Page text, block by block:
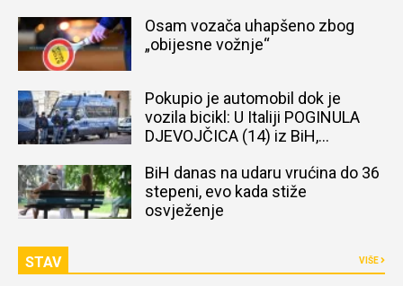
Osam vozača uhapšeno zbog
„obijesne vožnje“
Pokupio je automobil dok je
vozila bicikl: U Italiji POGINULA
DJEVOJČICA (14) iz BiH,
BiH danas na udaru vrućina do 36
stepeni, evo kada stiže
osvježenje
STAV VIŠE